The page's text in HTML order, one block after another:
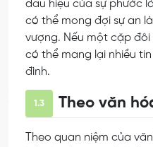
dấu hiệu của sự phước
có thể mong đợi sự an
vượng. Nếu một cặp
có thể mang lại nhiều
đình.
1.3 Theo văn
Theo quan niệm của